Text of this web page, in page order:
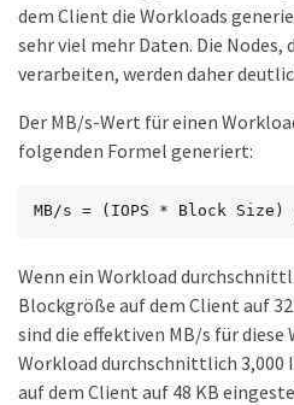
dem Client die Workloads
sehr viel mehr Daten. Die Nodes,
verarbeiten, werden daher
Der MB/s-Wert für einen
folgenden Formel generiert:
MB/s = (IOPS * Block Size)
Wenn ein Workload
Blockgröße auf dem Client auf
sind die effektiven MB/s für diese
Workload durchschnittlich 3,000
auf dem Client auf 48 KB